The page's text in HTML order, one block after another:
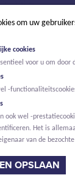
Activiteiten
om uw
cookies
voor u om
-
ook wel -
Het is
van de
OPSLAAN